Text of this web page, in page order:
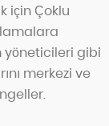
için Çoklu
yöneticileri gibi
merkezi ve